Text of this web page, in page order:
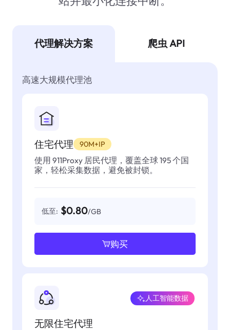
代理解决方案 爬虫 API
高速大规模代理池
住宅代理 90M+IP
使用 911Proxy 居民代理，覆盖全球 195 个国
家，轻松采集数据，避免被封锁。
低至: $0.80/GB
购买
无限住宅代理
人工智能数据